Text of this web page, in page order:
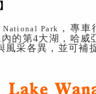
Park ，專車
的第4大湖，哈
風采各異，並可補